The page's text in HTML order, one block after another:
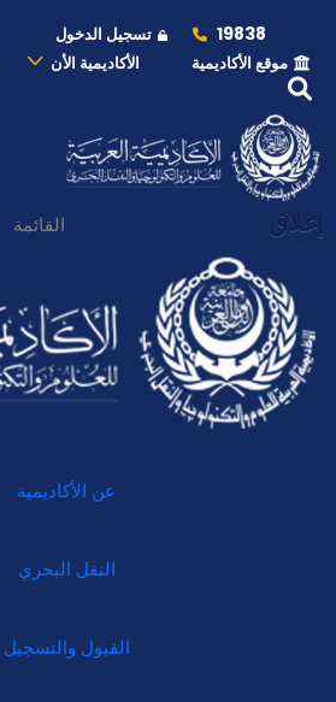
19838 تسجيل الدخول
موقع الأكاديمية
الأكاديمية الأن
إغلاق القائمة
عن الأكاديمية
النقل البحري
القبول والتسجيل